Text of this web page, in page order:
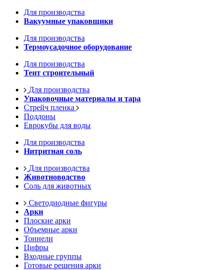
Для производства
Вакуумные упаковщики
Для производства
Термоусадочное оборудование
Для производства
Тент строительный
Для производства
Упаковочные материалы и тара
Стрейч пленка
Поддоны
Еврокубы для воды
Для производства
Нитритная соль
Для производства
Животноводство
Соль для животных
Светодиодные фигуры
Арки
Плоские арки
Объемные арки
Тоннели
Цифры
Входные группы
Готовые решения арки